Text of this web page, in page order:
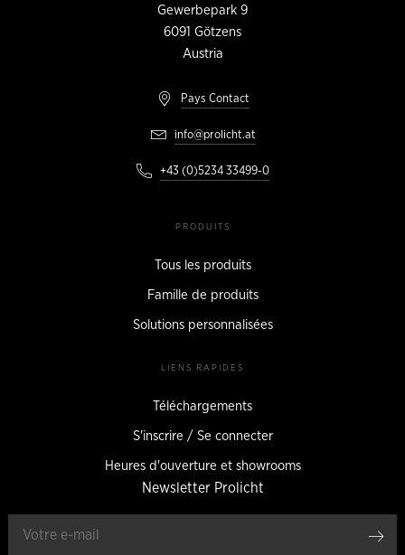
Gewerbepark 9
6091 Götzens
Austria
Pays Contact
info@prolicht.at
+43 (0)5234 33499-0
PRODUITS
Tous les produits
Famille de produits
Solutions personnalisées
LIENS RAPIDES
Téléchargements
S'inscrire / Se connecter
Heures d'ouverture et showrooms
Newsletter Prolicht